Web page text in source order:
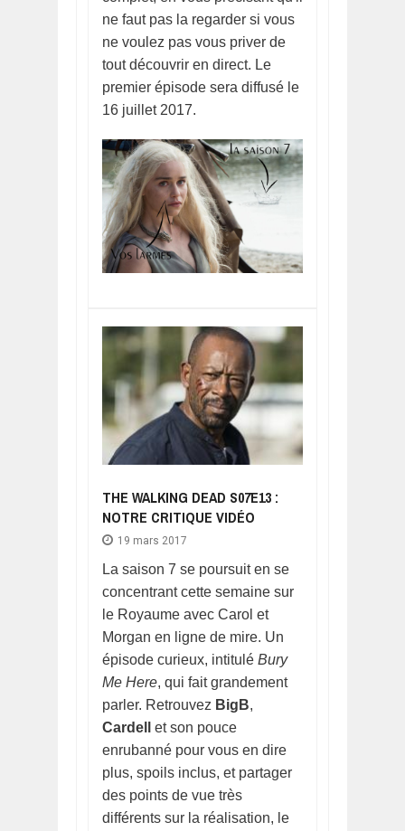
ne faut pas la regarder si vous
ne voulez pas vous priver de
tout découvrir en direct. Le
premier épisode sera diffusé le
16 juillet 2017.
THE WALKING DEAD S07E13 :
NOTRE CRITIQUE VIDÉO
19 mars 2017
La saison 7 se poursuit en se
concentrant cette semaine sur
le Royaume avec Carol et
Morgan en ligne de mire. Un
épisode curieux, intitulé Bury
Me Here, qui fait grandement
parler. Retrouvez BigB,
Cardell et son pouce
enrubanné pour vous en dire
plus, spoils inclus, et partager
des points de vue très
différents sur la réalisation, le